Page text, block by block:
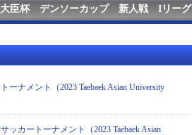
臣杯 デンソーカップ 新人戦 Iリーグ
ナメント（2023 Taebaek Asian University
ッカートーナメント（2023 Taebaek Asian